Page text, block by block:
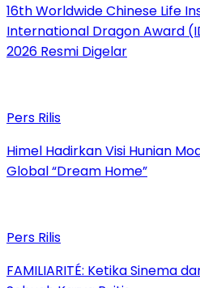
16th Worldwide Chinese Life
International Dragon Award
2026 Resmi Digelar
Pers Rilis
Himel Hadirkan Visi Hunian
Global “Dream Home”
Pers Rilis
FAMILIARITÉ: Ketika Sinema